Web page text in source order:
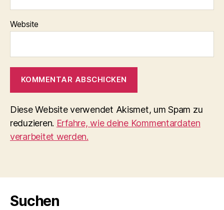
Website
Diese Website verwendet Akismet, um Spam zu
reduzieren. Erfahre, wie deine Kommentardaten
verarbeitet werden.
Suchen